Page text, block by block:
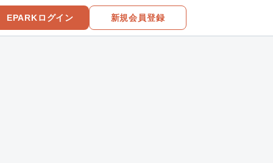
EPARKログイン 新規会員登録